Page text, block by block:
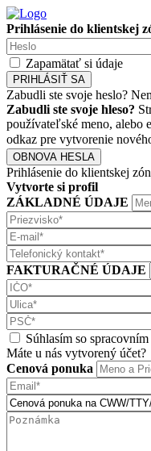
Prihlásenie do klientskej
Zapamätať si údaje
PRIHLÁSIŤ SA
Zabudli ste svoje heslo?
Zabudli ste svoje hleso?
používateľské meno, alebo
odkaz pre vytvorenie
OBNOVA HESLA
Prihlásenie do klientskej
Vytvorte si profil
ZÁKLADNÉ ÚDAJE
FAKTURAČNÉ ÚDAJE
Súhlasím so
Máte u nás vytvorený účet?
Cenová ponuka